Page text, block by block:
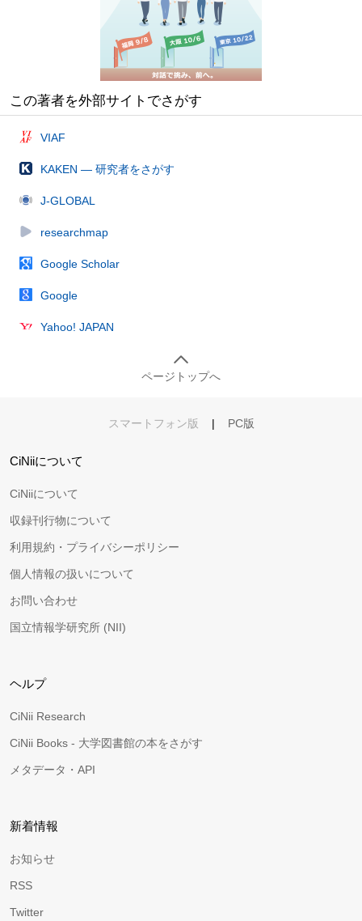
この著者を外部サイトでさがす
VIAF
KAKEN — 研究者をさがす
J-GLOBAL
researchmap
Google Scholar
Google
Yahoo! JAPAN
ページトップへ
スマートフォン版 | PC版
CiNiiについて
CiNiiについて
収録刊行物について
利用規約・プライバシーポリシー
個人情報の扱いについて
お問い合わせ
国立情報学研究所 (NII)
ヘルプ
CiNii Research
CiNii Books - 大学図書館の本をさがす
メタデータ・API
新着情報
お知らせ
RSS
Twitter